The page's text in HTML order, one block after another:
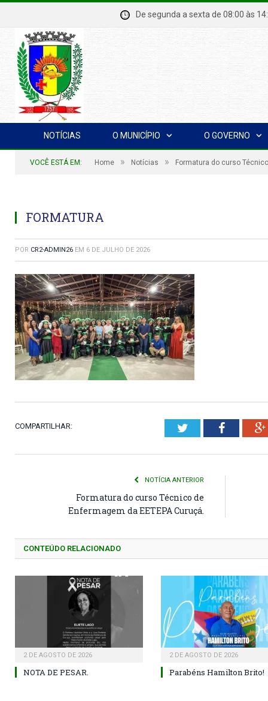
De segunda a sexta de 08:00
NOTÍCIAS O MUNICÍPIO O GOVERNO
VOCÊ ESTÁ EM: Home » Notícias » Formatura do curso
FORMATURA
POR CR2-ADMIN26 EM 6 DE JULHO DE 2026
COMPARTILHAR: Twitter
NOTÍCIA ANTERIOR
Formatura do curso Técnico de
Enfermagem da EETEPA Curuçá.
CONTEÚDO RELACIONADO
2 DE AGOSTO DE 2026
NOTA DE PESAR.
2 DE AGOSTO DE 2026
Parabéns Hamilton Brito!